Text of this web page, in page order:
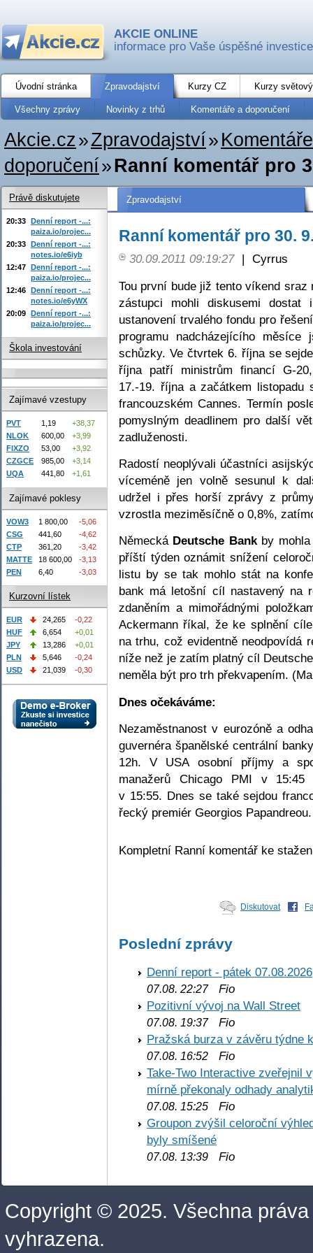
AKCIE ONLINE
informace pro Vaše úspěšné investice
Úvodní stránka Zpravodajství Kurzy CZ Kurzy
Všechny zprávy Novinky z trhů Komentáře a doporučení
Akcie.cz»Zpravodajství»
doporučení»Ranní komentář pro
Zpravodajství
Ranní komentář pro 30.
30.09.2011 09:19:27 | Cyrrus
Tou první bude již tento víkend
zástupci mohli diskusemi dostat
ustanovení trvalého fondu pro
programu nadcházejícího
schůzky. Ve čtvrtek 6. října se
října patří ministrům financí G-
17.-19. října a začátkem
francouzském Cannes. Termín
pomyslným deadlinem pro další
zadluženosti.
Radostí neoplývali účastníci
víceméně jen volně sesunul k
udržel i přes horší zprávy z
vzrostla meziměsíčně o 0,8%,
Německá Deutsche Bankby mohla
příští týden oznámit snížení
listu by se tak mohlo stát na
bank má letošní cíl nastavený na
zdaněním a mimořádnými
Ackermann říkal, že ke splnění
na trhu, což evidentně neodpovídá
níže než je zatím platný cíl
neměla být pro trh překvapením.
Dnes očekáváme:
Nezaměstnanost v eurozóně a
guvernéra španělské centrální
12h. V USA osobní příjmy a
manažerů Chicago PMI v 15:45
v 15:55. Dnes se také sejdou
řecký premiér Georgios Papandreou.
Kompletní Ranní komentář ke
Diskutovat
Poslední zprávy
Denní report - pátek 07.08.2026
07.08. 22:27Fio
Pozitivní vývoj na Wall Street
07.08. 19:37Fio
Pražská burza v závěru týdne
07.08. 16:52 Fio
Take-Two Interactive zveřejnil
mírně překonaly odhady
07.08. 15:25 Fio
Groupon zvýšil celoroční
byly smíšené
07.08. 13:39 Fio
Právě diskutujete
20:33 Denní report -...:
paiza.io/projec...
20:33 Denní report -...:
notes.io/e6iyb
12:47 Denní report -...:
paiza.io/projec...
12:46 Denní report -...:
notes.io/e6yWX
20:09 Denní report -...:
paiza.io/projec...
Škola investování
Zajímavé vzestupy
PVT 1,19
+38,37
NLOK
600,00
+3,99
FIXZO
53,00
+3,92
CZGCE
985,00
+3,14
UQA
441,80 +1,61
Zajímavé poklesy
VOW3 1 800,00
-5,06
CSG
441,60
-4,62
CTP
361,20
-3,42
MATTE
18 600,00
-3,13
PEN
6,40 -3,03
Kurzovní lístek
EUR 24,265
-0,22
HUF
6,654
+0,01
JPY
13,286
+0,01
PLN
5,646
-0,24
USD
21,039 -0,30
Copyright © 2025. Všechna práva
vyhrazena.